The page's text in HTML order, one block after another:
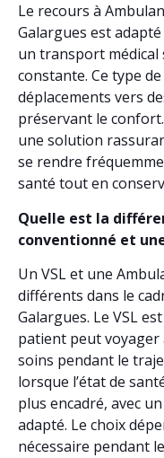
Le recours à
Galargues est
un transport médical
constante. Ce type
déplacements vers
préservant le
une solution
se rendre
santé tout en
Quelle est la
conventionné et
Un VSL et une
différents dans le
Galargues. Le VSL
patient peut voyager
soins pendant le
lorsque l’état de
plus encadré, avec
adapté. Le choix
nécessaire pendant